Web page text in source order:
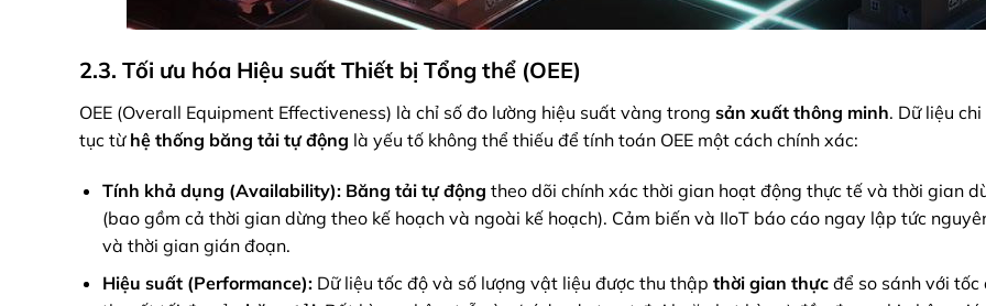
2.3. Tối ưu hóa Hiệu suất Thiết bị Tổng thể (OEE)
OEE (Overall Equipment Effectiveness) là chỉ số đo lường hiệu suất vàng trong sản xuất thông minh. Dữ liệu
tục từ hệ thống băng tải tự động là yếu tố không thể thiếu để tính toán OEE một cách chính xác:
Tính khả dụng (Availability): Băng tải tự động theo dõi chính xác thời gian hoạt động thực tế và thời gian
(bao gồm cả thời gian dừng theo kế hoạch và ngoài kế hoạch). Cảm biến và IIoT báo cáo ngay lập tức
và thời gian gián đoạn.
Hiệu suất (Performance):Dữ liệu tốc độ và số lượng vật liệu được thu thập thời gian thựcđể so sánh với tốc